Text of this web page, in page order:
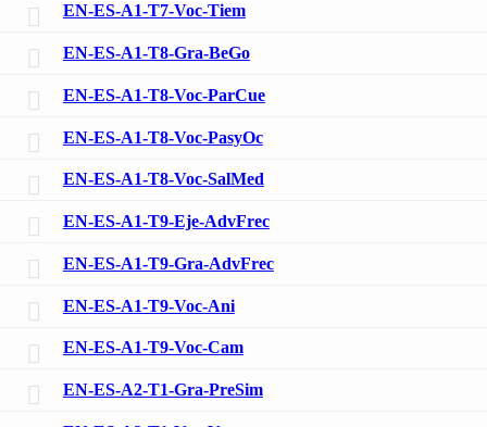
EN-ES-A1-T7-Voc-Tiem
EN-ES-A1-T8-Gra-BeGo
EN-ES-A1-T8-Voc-ParCue
EN-ES-A1-T8-Voc-PasyOc
EN-ES-A1-T8-Voc-SalMed
EN-ES-A1-T9-Eje-AdvFrec
EN-ES-A1-T9-Gra-AdvFrec
EN-ES-A1-T9-Voc-Ani
EN-ES-A1-T9-Voc-Cam
EN-ES-A2-T1-Gra-PreSim